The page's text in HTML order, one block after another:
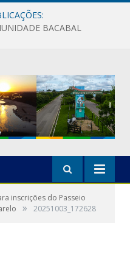
BACABAL
inscrições do Passeio
» 20251003_172628